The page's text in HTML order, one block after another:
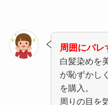
周囲にバレ
白髪染めを
が恥ずかし
を購入。
周りの目を